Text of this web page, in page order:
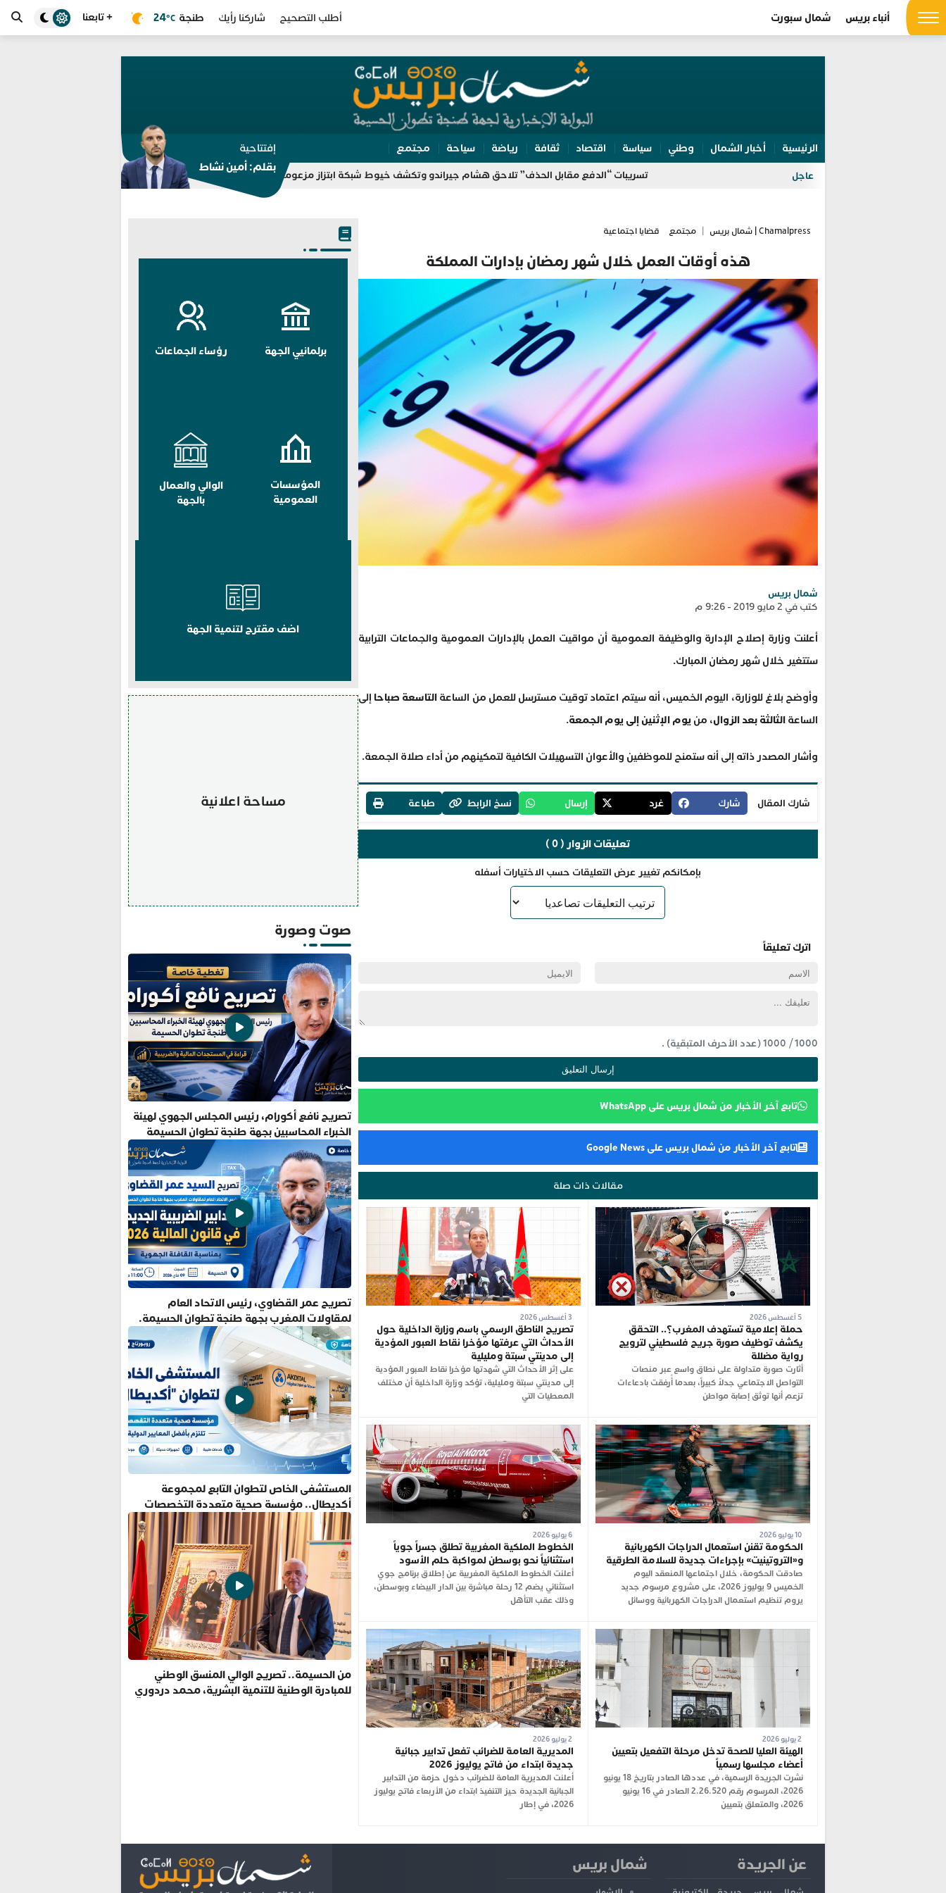
أنباء بريس شمال سبورت أطلب التصحيح شاركنا رأيك طنجة 24 °C + تابعنا
الرئيسية أخبار الشمال وطني سياسة اقتصاد ثقافة رياضة سياحة مجتمع
عاجل الداخلية ترفع جاهزية انتخابات 2026.. تفتيش مراكز الاقتراع وتعبئة 350 ألف مؤطر تسريبات “الدفع مقابل الحذف” تلاحق هشام جيراندو وتكشف خيوط شبكة ابتزاز مزعومة
إفتتاحية
بقلم: أمين نشاط
Chamalpress | شمال بريس مجتمع قضايا اجتماعية
هذه أوقات العمل خلال شهر رمضان بإدارات المملكة
شمال بريس
كتب في 2 مايو 2019 - 9:26 م
أعلنت وزارة إصلاح الإدارة والوظيفة العمومية أن مواقيت العمل بالإدارات العمومية والجماعات الترابية
ستتغير خلال شهر رمضان المبارك.
وأوضح بلاغ للوزارة، اليوم الخميس، أنه سيتم اعتماد توقيت مسترسل للعمل من الساعةالتاسعة صباحا إلى
الساعةالثالثة بعد الزوال، من يوم الإثنين إلى يوم الجمعة.
وأشار المصدر ذاته إلى أنه ستمنح للموظفين والأعوان التسهيلات الكافية لتمكينهم من أداء صلاة الجمعة.
شارك المقال شارك غرد إرسال نسخ الرابط طباعة
تعليقات الزوار ( 0 )
بإمكانكم تغيير عرض التعليقات حسب الاختيارات أسفله
اترك تعليقاً
1000
/
1000(عدد الأحرف المتبقية) .
تابع آخر الأخبار من شمال بريس على WhatsApp
تابع آخر الأخبار من شمال بريس على Google News
مقالات ذات صلة
حملة إعلامية تستهدف المغرب؟.. التحقق
يكشف توظيف صورة جريح فلسطيني لترويج
رواية مضللة
أثارت صورة متداولة على نطاق واسع عبر منصات
التواصل الاجتماعي جدلاً كبيراً، بعدما أُرفقت بادعاءات
تزعم أنها توثق إصابة مواطن
تصريح الناطق الرسمي باسم وزارة الداخلية حول
الأحداث التي عرفتها مؤخرا نقاط العبور المؤدية
إلى مدينتي سبتة ومليلية
على إثر الأحداث التي شهدتها مؤخرا نقاط العبور المؤدية
إلى مدينتي سبتة ومليلية، تؤكد وزارة الداخلية أن مختلف
المعطيات التي
الحكومة تقنن استعمال الدراجات الكهربائية
و«التروتينيت» بإجراءات جديدة للسلامة الطرقية
صادقت الحكومة، خلال اجتماعها المنعقد اليوم
الخميس 9 يوليوز 2026، على مشروع مرسوم جديد
يروم تنظيم استعمال الدراجات الكهربائية ووسائل
6 يوليو 2026
الخطوط الملكية المغربية تطلق جسراً جوياً
استثنائياً نحو بوسطن لمواكبة حلم الأسود
أعلنت الخطوط الملكية المغربية عن إطلاق برنامج جوي
استثنائي يضم 12 رحلة مباشرة بين الدار البيضاء وبوسطن،
وذلك عقب التأهل
الهيئة العليا للصحة تدخل مرحلة التفعيل بتعيين
أعضاء مجلسها رسمياً
نشرت الجريدة الرسمية، في عددها الصادر بتاريخ 18 يونيو
2026، المرسوم رقم 2.26.520 الصادر في 16 يونيو
2026، والمتعلق بتعيين
2 يوليو 2026
المديرية العامة للضرائب تفعل تدابير جبائية
جديدة ابتداء من فاتح يوليوز 2026
أعلنت المديرية العامة للضرائب دخول حزمة من التدابير
الجبائية الجديدة حيز التنفيذ ابتداء من الأربعاء فاتح يوليوز
2026، في إطار
برلمانيي الجهة رؤساء الجماعات
المؤسسات
العمومية
الوالي والعمال
بالجهة
اضف مقترح لتنمية الجهة
مساحة اعلانية
صوت وصورة
تصريح نافع أكورام، رئيس المجلس الجهوي لهيئة
الخبراء المحاسبين بجهة طنجة تطوان الحسيمة
تصريح عمر القضاوي، رئيس الاتحاد العام
لمقاولات المغرب بجهة طنجة تطوان الحسيمة.
المستشفى الخاص لتطوان التابع لمجموعة
أكديطال.. مؤسسة صحية متعددة التخصصات
تلتزم بأفضل المعايير الدولية
من الحسيمة.. تصريح الوالي المنسق الوطني
للمبادرة الوطنية للتنمية البشرية، محمد دردوري
عن الجريدة شمال بريس